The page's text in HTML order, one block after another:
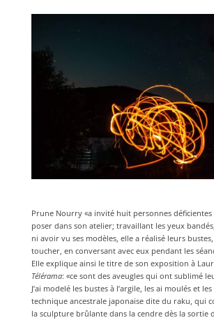
Prune Nourry «a invité huit personnes
poser dans son atelier; travaillant les yeux
ni avoir vu ses modèles, elle a réalisé leurs
toucher, en conversant avec eux pendant les
Elle explique ainsi le titre de son exposition à
Télérama: «ce sont des aveugles qui ont sublimé
J’ai modelé les bustes à l’argile, les ai moulés et
technique ancestrale japonaise dite du raku, qui
la sculpture brûlante dans la cendre dès la sortie